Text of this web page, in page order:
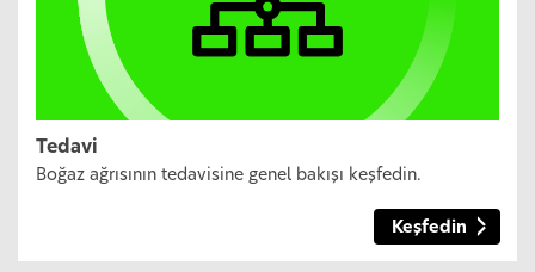
Tedavi
Boğaz ağrısının tedavisine genel bakışı keşfedin.
Keşfedin